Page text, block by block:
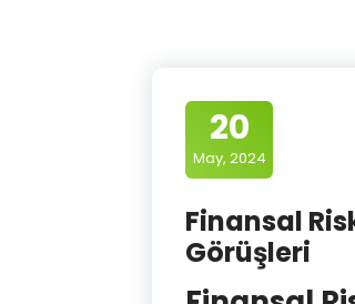
20
May, 2024
Finansal
Görüşleri